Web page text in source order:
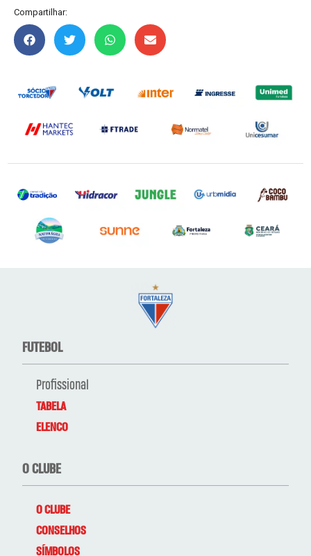
Compartilhar:
FUTEBOL
Profissional
TABELA
ELENCO
O CLUBE
O CLUBE
CONSELHOS
SÍMBOLOS